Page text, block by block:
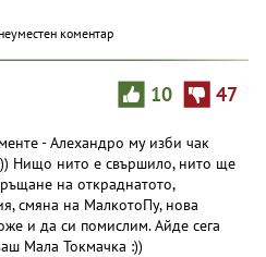
коментар
10 47
- Алехандро му изби чак
Нищо нито е свършило, нито ще
на откраднатото,
смяна на МалкотоПу, нова
и да си помислим. Айде сега
Мала Токмачка :))